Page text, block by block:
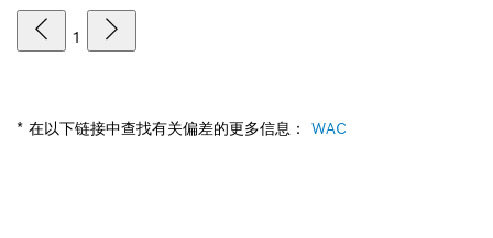
1
* 在以下链接中查找有关偏差的更多信息： WAC